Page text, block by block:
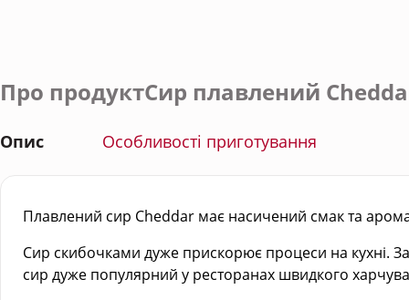
Про продуктСир плавлений
Опис Особливості приготування
Плавлений сир Cheddar має насичений смак та
Сир скибочками дуже прискорює процеси на кухні.
сир дуже популярний у ресторанах швидкого